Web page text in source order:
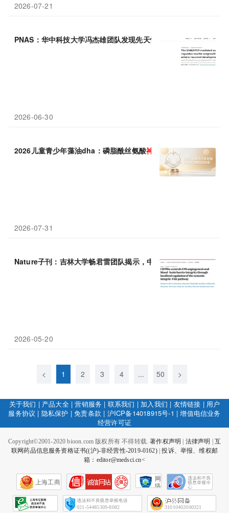
2026-07-21
PNAS：华中科技大学冯杰雄团队发现先天性肠 发育缺陷新机
2026-06-30
2026儿童青少年藻油dha：磷脂酰丝氨酸神经酸助力脑发育
2026-07-31
Nature子刊：吉林大学畅君雷团队揭示，中枢神经系统血管发育
2026-05-20
< 1 2 3 4 ... 50 >
关于我们 | 产品大全|营销服务 | 联系我们 | 加入我们 | 友情链接 | 用户
服务协议 | 隐私保护 |免责条款 | 沪ICP备14018915号-1 |增值电信业务
经营许可证
Copyright©2001-2020 bioon.com 版权所有 不得转载.著作权声明 法律声明
互
联网药品信息服务资格证书((沪)-非经营性-2019-0162)|投诉、举报、维权邮
箱：editor@medsci.cn<
上海工商
网
络
会
征
021-54485309-8082 31010402000321